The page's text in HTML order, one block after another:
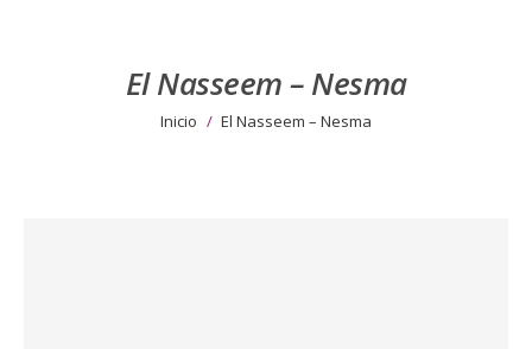
El Nasseem – Nesma
Estás aquí:
Inicio El Nasseem – Nesma